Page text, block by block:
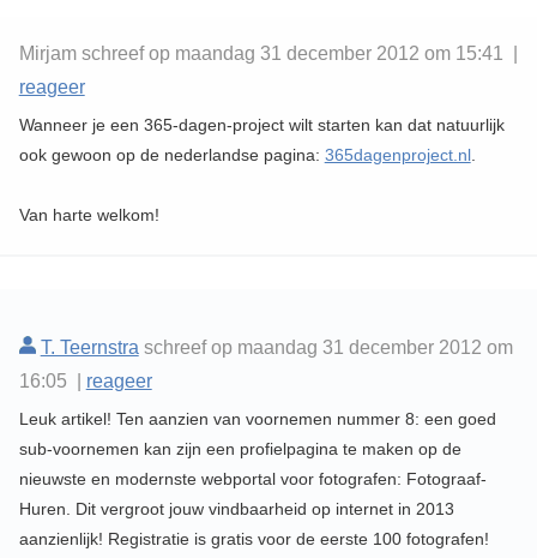
Mirjam schreef op maandag 31 december 2012 om 15:41 |
reageer
Wanneer je een 365-dagen-project wilt starten kan dat natuurlijk
ook gewoon op de nederlandse pagina: 365dagenproject.nl.
Van harte welkom!
T. Teernstraschreef op maandag 31 december 2012 om
16:05 | reageer
Leuk artikel! Ten aanzien van voornemen nummer 8: een goed
sub-voornemen kan zijn een profielpagina te maken op de
nieuwste en modernste webportal voor fotografen: Fotograaf-
Huren. Dit vergroot jouw vindbaarheid op internet in 2013
aanzienlijk! Registratie is gratis voor de eerste 100 fotografen!